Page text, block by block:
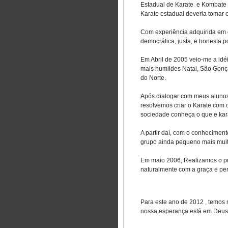
Estadual de Karate e
Karate estadual deveria tomar
Com experiência adquirida
democrática, justa, e honesta
Em Abril de 2005 veio-me a
mais humildes Natal, São
do Norte.
Após dialogar com meus
resolvemos criar o Karate com
sociedade conheça o que e
A partir daí, com o
grupo ainda pequeno mais
Em maio 2006, Realizamos o
naturalmente com a graça e
Para este ano de 2012 ,
nossa esperança está em